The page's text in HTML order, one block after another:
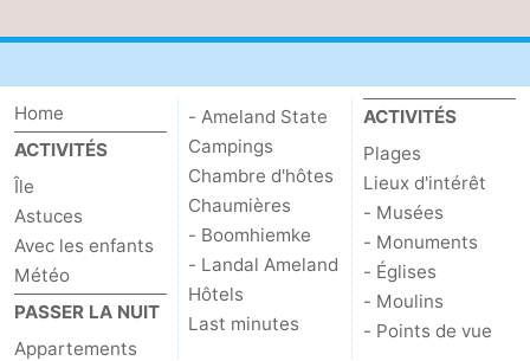
Home
ACTIVITÉS
Île
Astuces
Avec les enfants
Météo
PASSER LA NUIT
Appartements
- Ameland State
Campings
Chambre d'hôtes
Chaumières
- Boomhiemke
- Landal Ameland
Hôtels
Last minutes
ACTIVITÉS
Plages
Lieux d'intérêt
- Musées
- Monuments
- Églises
- Moulins
- Points de vue